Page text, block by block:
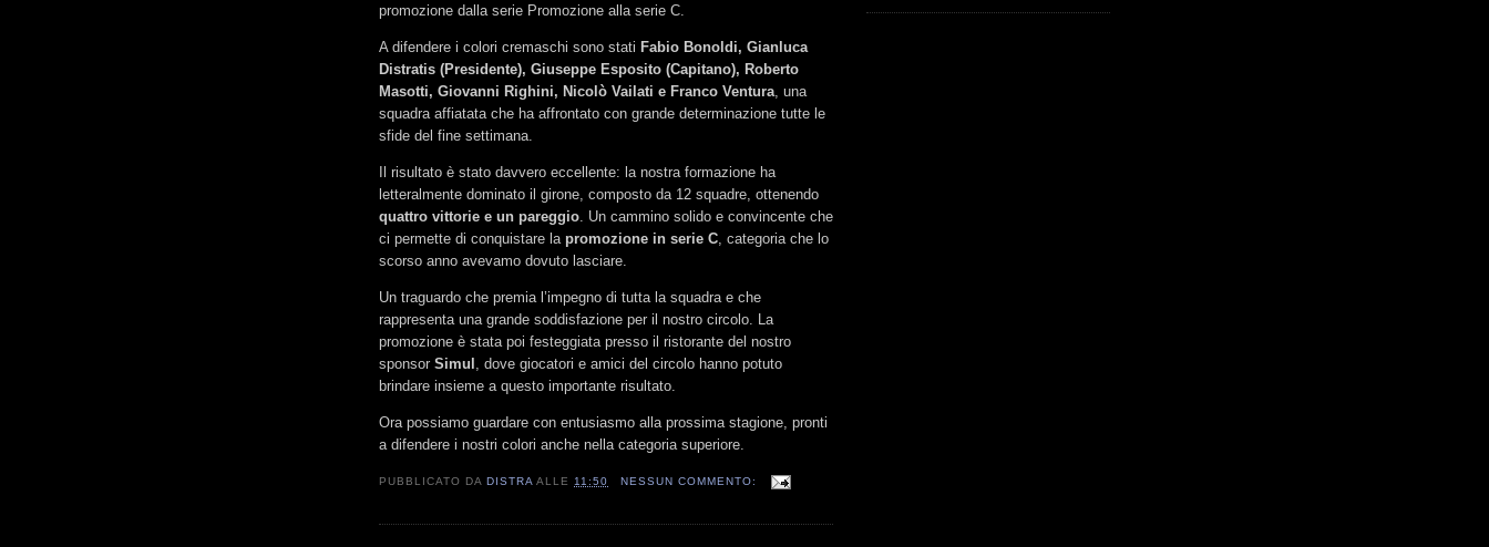
promozione dalla serie Promozione alla serie C.
A difendere i colori cremaschi sono stati Fabio Bonoldi, Gianluca
Distratis (Presidente), Giuseppe Esposito (Capitano), Roberto
Masotti, Giovanni Righini, Nicolò Vailati e Franco Ventura , una
squadra affiatata che ha affrontato con grande determinazione tutte le
sfide del fine settimana.
Il risultato è stato davvero eccellente: la nostra formazione ha
letteralmente dominato il girone, composto da 12 squadre, ottenendo
quattro vittorie e un pareggio . Un cammino solido e convincente che
ci permette di conquistare la promozione in serie C , categoria che lo
scorso anno avevamo dovuto lasciare.
Un traguardo che premia l’impegno di tutta la squadra e che
rappresenta una grande soddisfazione per il nostro circolo. La
promozione è stata poi festeggiata presso il ristorante del nostro
sponsor Simul
, dove giocatori e amici del circolo hanno potuto
brindare insieme a questo importante risultato.
Ora possiamo guardare con entusiasmo alla prossima stagione, pronti
a difendere i nostri colori anche nella categoria superiore.
PUBBLICATO DADISTRA ALLE 11:50 NESSUN COMMENTO: